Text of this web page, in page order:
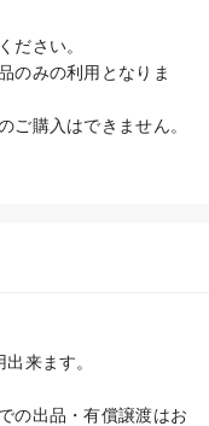
ださい。
のみの利用となりま
購入はできません。
来ます。
の出品・有償譲渡はお